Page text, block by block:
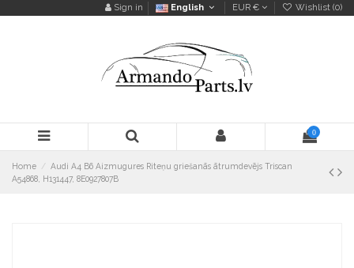
Sign in English EUR € Wishlist (0)
0
Home
Audi A4 B6 Aizmugures Riteņu griešanās ātrumdevējs Triscan
A54868, H131447, 8E0927807B